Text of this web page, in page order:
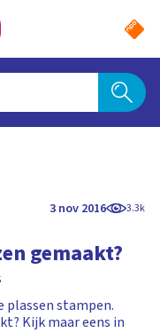
3 nov 2016 3.3k
gemaakt?
plassen stampen.
Kijk maar eens in